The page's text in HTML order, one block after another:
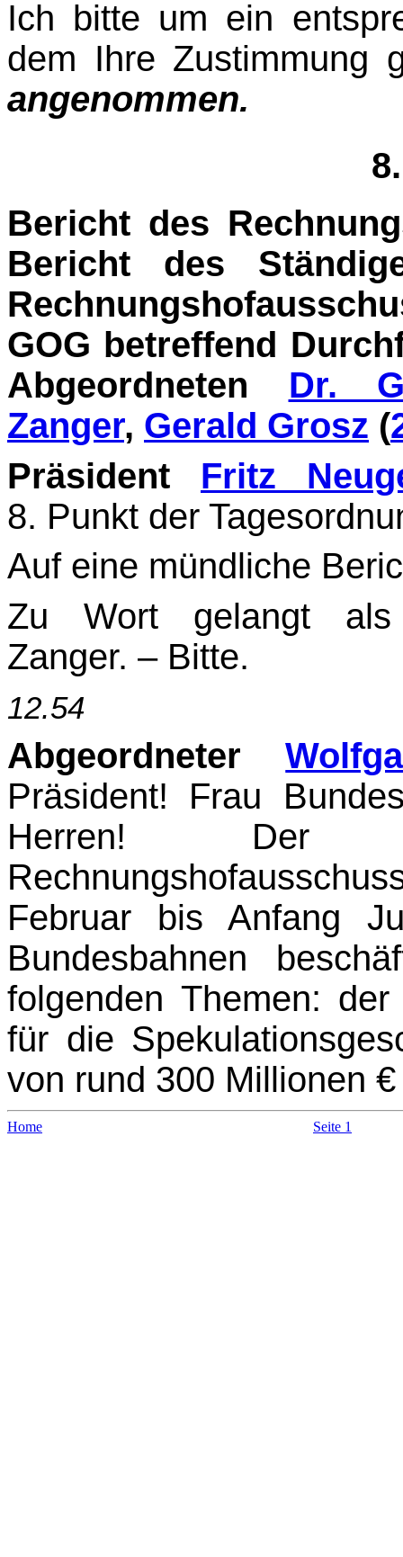
Ich bitte um ein
dem Ihre
angenommen.
Bericht des
Bericht des
GOG betref­fend
Abgeordneten Dr.
Zanger, Gerald Grosz (
Präsident Fritz
8. Punkt der
Auf eine mündliche
Zu Wort gelangt als
Zanger. – Bitte.
12.54
Abgeordneter
Präsident! Frau
Herren! Der
Februar bis Anfang
Bundesbahnen
folgenden Themen:
für die
von rund 300 Millionen
Home Seite 1